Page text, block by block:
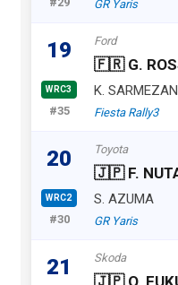
GR Yaris
19
WRC3
#35
Ford
🇫🇷 G.
K. SARMEZAN
Fiesta Rally3
20
WRC2
#30
Toyota
🇯🇵 F.
S. AZUMA
GR Yaris
21 Skoda
🇯🇵 O.